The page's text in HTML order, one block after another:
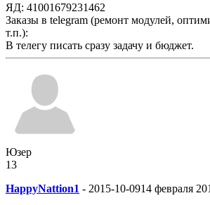
ЯД: 41001679231462
Заказы в telegram (ремонт модулей,
т.п.):
В телегу писать сразу задачу и бюджет.
Юзер
13
HappyNattion1 - 2015-10-0914 февраля